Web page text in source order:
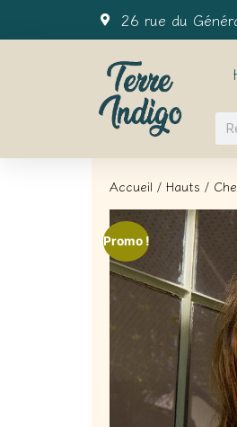
26 rue du
Accueil / Hauts /
Promo !